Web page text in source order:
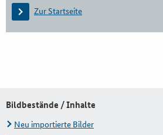
Zur Startseite
Bildbestände / Inhalte
Neu importierte Bilder